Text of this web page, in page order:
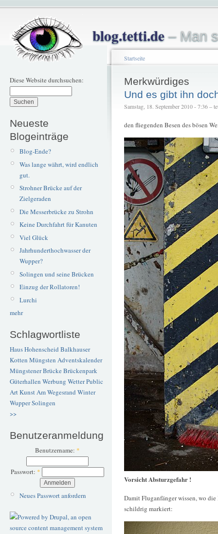
blog.tetti.de– Man
Diese Website durchsuchen:
Neueste
Blogeinträge
Blog-Ende?
Was lange währt, wird endlich
gut.
Strohner Brücke auf der
Zielgeraden
Die Messerbrücke zu Strohn
Keine Durchfahrt für Kanuten
Viel Glück
Jahrhunderthochwasser der
Wupper?
Solingen und seine Brücken
Einzug der Rollatoren!
Lurchi
mehr
Schlagwortliste
Haus Hohenscheid Balkhauser
Kotten Müngsten Adventskalender
Müngstener BrückeBrückenpark
Güterhallen Werbung WetterPublic
ArtKunstAm Wegesrand Winter
WupperSolingen
>>
Benutzeranmeldung
Benutzername: *
Passwort: *
Neues Passwort anfordern
Startseite
Merkwürdiges
Und es gibt ihn
Samstag, 18. September 2010 - 7:36 –
den fliegenden Besen des bösen
Vorsicht Absturzgefahr !
Damit Fluganfänger wissen, wo
schildrig markiert: